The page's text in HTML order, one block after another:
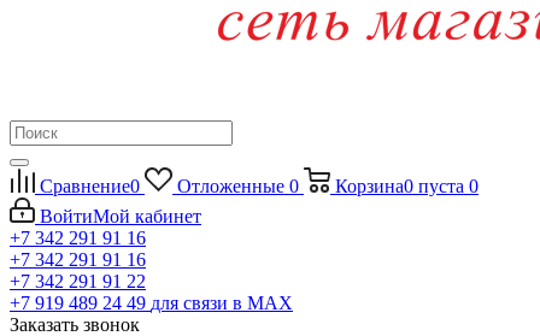
Сравнение0 Отложенные 0 Корзина0 пуста 0
ВойтиМой кабинет
+7 342 291 91 16
+7 342 291 91 16
+7 342 291 91 22
+7 919 489 24 49 для связи в МАХ
Заказать звонок